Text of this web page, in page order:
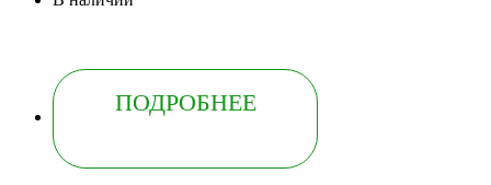
ПОДРОБНЕЕ